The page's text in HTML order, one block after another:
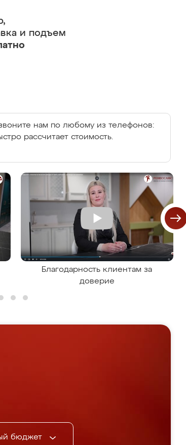
и подъем
нам по любому из телефонов:
рассчитает стоимость.
Благодарность клиентам за
доверие
бюджет